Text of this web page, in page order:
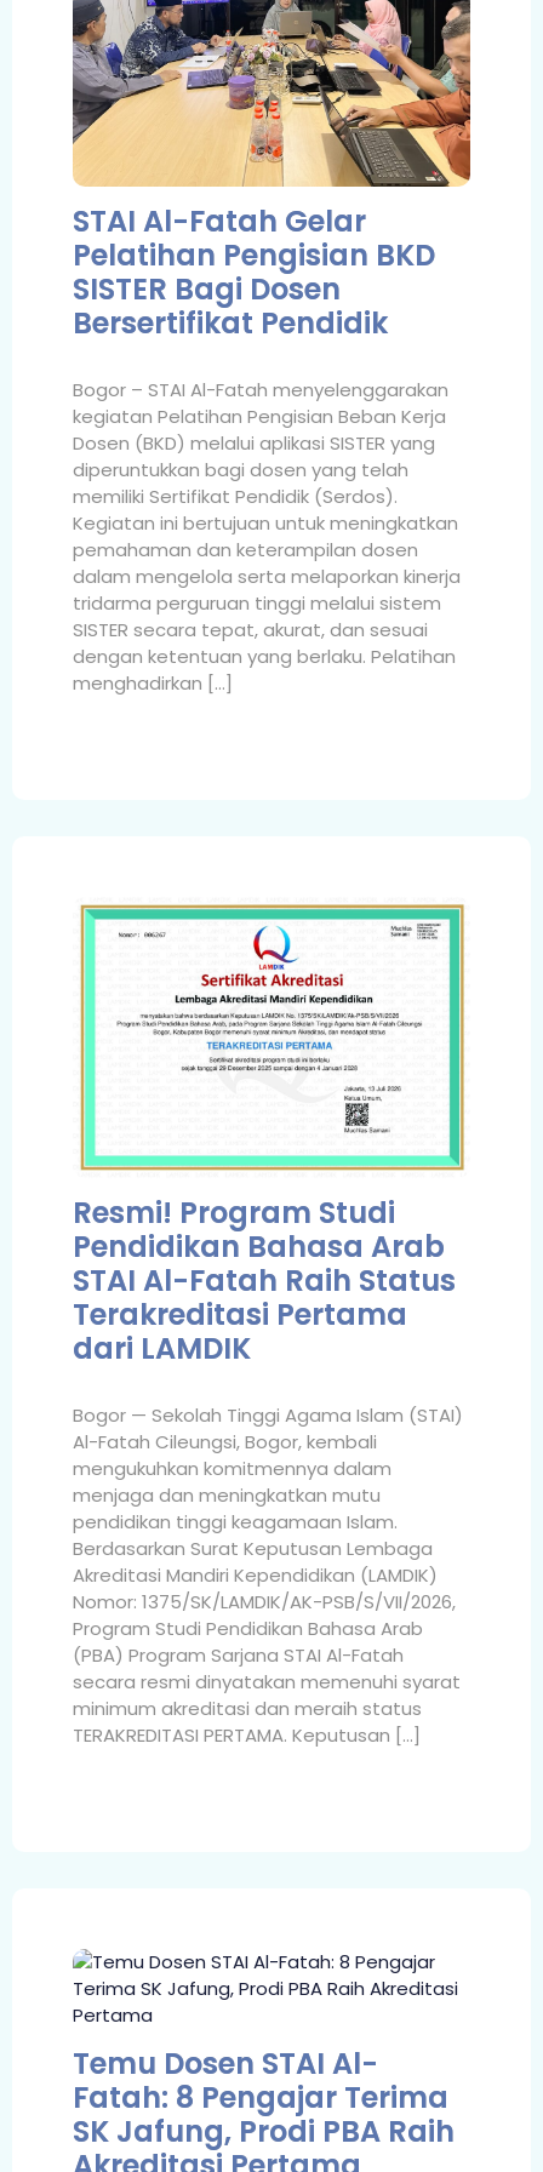
STAI Al-Fatah Gelar
Pelatihan Pengisian BKD
SISTER Bagi Dosen
Bersertifikat Pendidik
Bogor – STAI Al-Fatah menyelenggarakan
kegiatan Pelatihan Pengisian Beban Kerja
Dosen (BKD) melalui aplikasi SISTER yang
diperuntukkan bagi dosen yang telah
memiliki Sertifikat Pendidik (Serdos).
Kegiatan ini bertujuan untuk meningkatkan
pemahaman dan keterampilan dosen
dalam mengelola serta melaporkan kinerja
tridarma perguruan tinggi melalui sistem
SISTER secara tepat, akurat, dan sesuai
dengan ketentuan yang berlaku. Pelatihan
menghadirkan […]
Resmi! Program Studi
Pendidikan Bahasa Arab
STAI Al-Fatah Raih Status
Terakreditasi Pertama
dari LAMDIK
Bogor — Sekolah Tinggi Agama Islam (STAI)
Al-Fatah Cileungsi, Bogor, kembali
mengukuhkan komitmennya dalam
menjaga dan meningkatkan mutu
pendidikan tinggi keagamaan Islam.
Berdasarkan Surat Keputusan Lembaga
Akreditasi Mandiri Kependidikan (LAMDIK)
Nomor: 1375/SK/LAMDIK/AK-PSB/S/VII/2026,
Program Studi Pendidikan Bahasa Arab
(PBA) Program Sarjana STAI Al-Fatah
secara resmi dinyatakan memenuhi syarat
minimum akreditasi dan meraih status
TERAKREDITASI PERTAMA. Keputusan […]
Temu Dosen STAI Al-
Fatah: 8 Pengajar Terima
SK Jafung, Prodi PBA Raih